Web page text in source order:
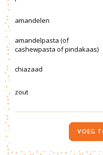
amandelen
amandelpasta (of
cashewpasta of pindakaas)
chiazaad
zout
VOEG